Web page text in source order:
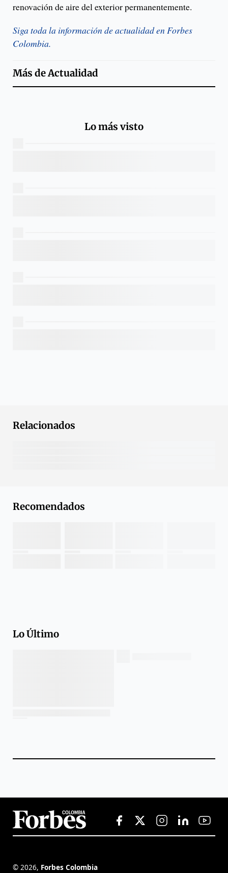
renovación de aire del exterior permanentemente.
Siga toda la información de actualidad en Forbes
Colombia.
Más deActualidad
Lo más visto
Relacionados
Recomendados
Lo Último
© 2026, Forbes Colombia